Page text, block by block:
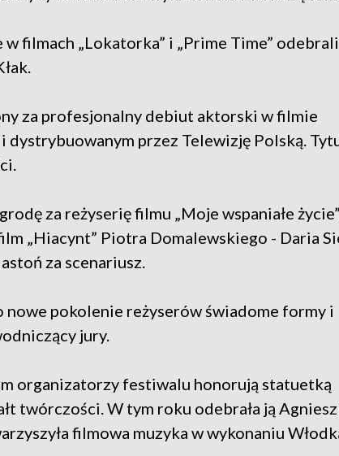
filmach „Lokatorka” i „Prime Time” odebrali
za profesjonalny debiut aktorski w filmie
dystrybuowanym przez Telewizję Polską.
za reżyserię filmu „Moje wspaniałe
„Hiacynt” Piotra Domalewskiego - Daria
za scenariusz.
nowe pokolenie reżyserów świadome formy i
jury.
organizatorzy festiwalu honorują statuetką
twórczości. W tym roku odebrała ją
filmowa muzyka w wykonaniu